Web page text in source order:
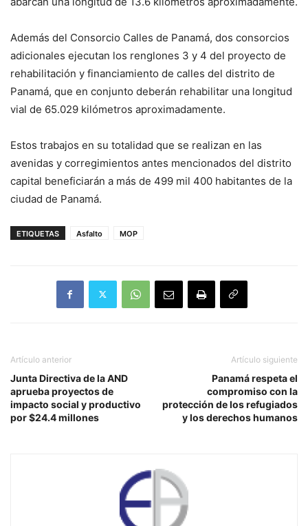
Además del Consorcio Calles de Panamá, dos consorcios
adicionales ejecutan los renglones 3 y 4 del proyecto de
rehabilitación y financiamiento de calles del distrito de
Panamá, que en conjunto deberán rehabilitar una longitud
vial de 65.029 kilómetros aproximadamente.
Estos trabajos en su totalidad que se realizan en las
avenidas y corregimientos antes mencionados del distrito
capital beneficiarán a más de 499 mil 400 habitantes de la
ciudad de Panamá.
ETIQUETAS Asfalto MOP
Artículo anterior
Junta Directiva de la AND
aprueba proyectos de
impacto social y productivo
por $24.4 millones
Artículo siguiente
Panamá respeta el
compromiso con la
protección de los refugiados
y los derechos humanos